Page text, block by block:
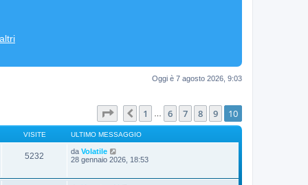
Oggi è 7 agosto 2026, 9:03
Pagina10 10
Precedente
1 6 7 8 9 10
VISITE ULTIMO MESSAGGIO
5232 da Volatile
28 gennaio 2026, 18:53